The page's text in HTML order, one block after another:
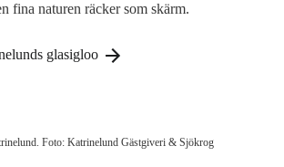
fina naturen räcker som skärm.
glasigloo
Foto: Katrinelund Gästgiveri & Sjökrog